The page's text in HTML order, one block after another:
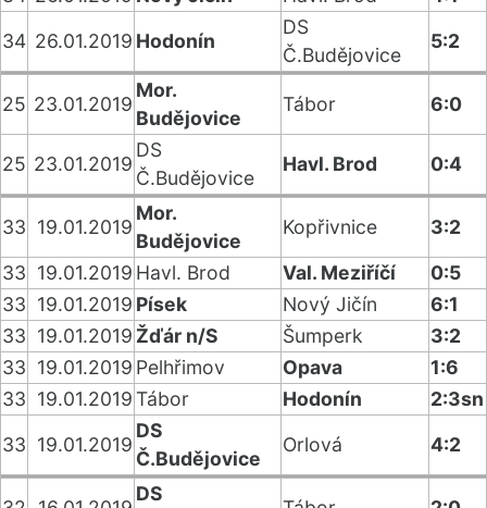
34 26.01.2019 Hodonín
DS
Č.Budějovice
5:2
25 23.01.2019
Mor.
Budějovice
Tábor 6:0
25 23.01.2019
DS
Č.Budějovice
Havl. Brod 0:4
33 19.01.2019
Mor.
Budějovice
Kopřivnice
3:2
33 19.01.2019 Havl. Brod Val. Meziříčí
0:5
33 19.01.2019 Písek Nový Jičín
6:1
33 19.01.2019 Žďár n/S Šumperk
3:2
33 19.01.2019 Pelhřimov Opava
1:6
33 19.01.2019Tábor Hodonín
2:3sn
33 19.01.2019
DS
Č.Budějovice
Orlová 4:2
DS